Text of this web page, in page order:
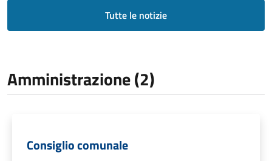
Tutte le notizie
Amministrazione (2)
Consiglio comunale